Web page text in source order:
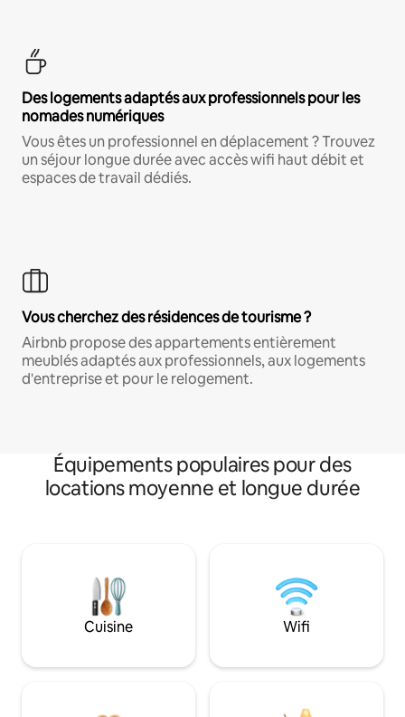
Des logements adaptés aux professionnels pour les
nomades numériques
Vous êtes un professionnel en déplacement ? Trouvez
un séjour longue durée avec accès wifi haut débit et
espaces de travail dédiés.
Vous cherchez des résidences de tourisme ?
Airbnb propose des appartements entièrement
meublés adaptés aux professionnels, aux logements
d'entreprise et pour le relogement.
Équipements populaires pour des
locations moyenne et longue durée
Cuisine Wifi